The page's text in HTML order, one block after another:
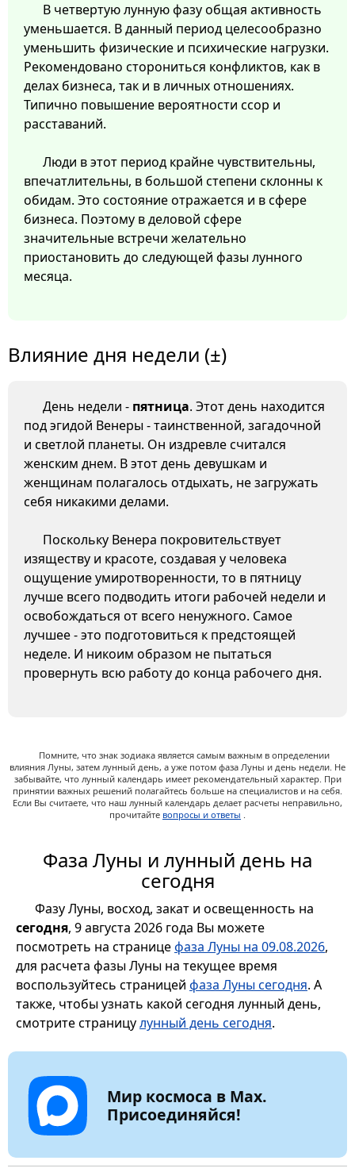
В четвертую лунную фазу общая активность
уменьшается. В данный период целесообразно
уменьшить физические и психические нагрузки.
Рекомендовано сторониться конфликтов, как в
делах бизнеса, так и в личных отношениях.
Типично повышение вероятности ссор и
расставаний.
Люди в этот период крайне чувствительны,
впечатлительны, в большой степени склонны к
обидам. Это состояние отражается и в сфере
бизнеса. Поэтому в деловой сфере
значительные встречи желательно
приостановить до следующей фазы лунного
месяца.
Влияние дня недели (±)
День недели - пятница. Этот день находится
под эгидой Венеры - таинственной, загадочной
и светлой планеты. Он издревле считался
женским днем. В этот день девушкам и
женщинам полагалось отдыхать, не загружать
себя никакими делами.
Поскольку Венера покровительствует
изяществу и красоте, создавая у человека
ощущение умиротворенности, то в пятницу
лучше всего подводить итоги рабочей недели и
освобождаться от всего ненужного. Самое
лучшее - это подготовиться к предстоящей
неделе. И никоим образом не пытаться
провернуть всю работу до конца рабочего дня.
Помните, что знак зодиака является самым важным в определении
влияния Луны, затем лунный день, а уже потом фаза Луны и день недели. Не
забывайте, что лунный календарь имеет рекомендательный характер. При
принятии важных решений полагайтесь больше на специалистов и на себя.
Если Вы считаете, что наш лунный календарь делает расчеты неправильно,
прочитайте вопросы и ответы .
Фаза Луны и лунный день на
сегодня
Фазу Луны, восход, закат и освещенность на
сегодня, 9 августа 2026 года Вы можете
посмотреть на страницефаза Луны на 09.08.2026,
для расчета фазы Луны на текущее время
воспользуйтесь страницей фаза Луны сегодня. А
также, чтобы узнать какой сегодня лунный день,
смотрите страницулунный день сегодня.
Мир космоса в Max.
Присоединяйся!